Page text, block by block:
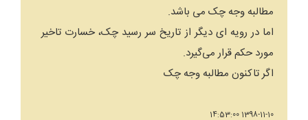
مطالبه وجه چک می باشد.
اما در رویه ای دیگر از تاریخ سر رسید چک، خسارت تاخیر
مورد حکم قرار می‌گیرد.
اگر تاکنون مطالبه وجه چک
1398-11-10 14:53:00